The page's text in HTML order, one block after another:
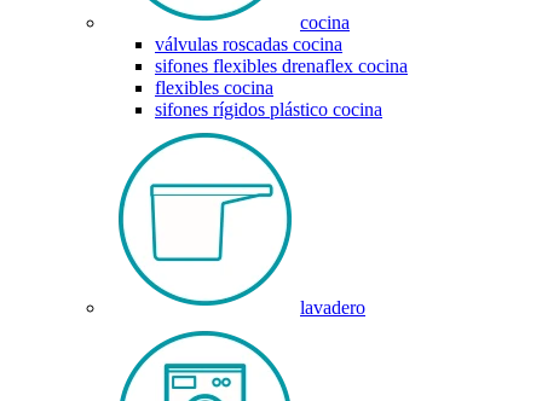
cocina
válvulas roscadas cocina
sifones flexibles drenaflex cocina
flexibles cocina
sifones rígidos plástico cocina
lavadero